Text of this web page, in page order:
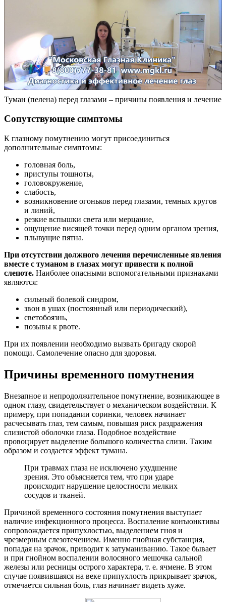
Туман (пелена) перед глазами – причины появления и лечение
Сопутствующие симптомы
К глазному помутнению могут присоединиться
дополнительные симптомы:
головная боль,
приступы тошноты,
головокружение,
слабость,
возникновение огоньков перед глазами, темных кругов
и линий,
резкие вспышки света или мерцание,
ощущение висящей точки перед одним органом зрения,
плывущие пятна.
При отсутствии должного лечения перечисленные явления
вместе с туманом в глазах могут привести к полной
слепоте. Наиболее опасными вспомогательными признаками
являются:
сильный болевой синдром,
звон в ушах (постоянный или периодический),
светобоязнь,
позывы к рвоте.
При их появлении необходимо вызвать бригаду скорой
помощи. Самолечение опасно для здоровья.
Причины временного помутнения
Внезапное и непродолжительное помутнение, возникающее в
одном глазу, свидетельствует о механическом воздействии. К
примеру, при попадании соринки, человек начинает
расчесывать глаз, тем самым, повышая риск раздражения
слизистой оболочки глаза. Подобное воздействие
провоцирует выделение большого количества слизи. Таким
образом и создается эффект тумана.
При травмах глаза не исключено ухудшение
зрения. Это объясняется тем, что при ударе
происходит нарушение целостности мелких
сосудов и тканей.
Причиной временного состояния помутнения выступает
наличие инфекционного процесса. Воспаление конъюнктивы
сопровождается припухлостью, выделением гноя и
чрезмерным слезотечением. Именно гнойная субстанция,
попадая на зрачок, приводит к затуманиванию. Такое бывает
и при гнойном воспалении волосяного мешочка сальной
железы или ресницы острого характера, т. е. ячмене. В этом
случае появившаяся на веке припухлость прикрывает зрачок,
отмечается сильная боль, глаз начинает видеть хуже.